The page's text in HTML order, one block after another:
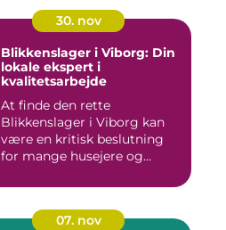
30. nov
Blikkenslager i Viborg: Din
lokale ekspert i
kvalitetsarbejde
At finde den rette
Blikkenslager i Viborg kan
være en kritisk beslutning
for mange husejere og...
07. nov